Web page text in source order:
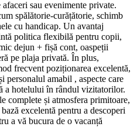
sau evenimente private.
spălătorie-curățătorie, schimb
cu handicap. Un avantaj
politica flexibilă pentru copii,
dejun + fișă cont, oaspeții
pe plaja privată. În plus,
frecvent poziționarea excelentă,
personalul amabil , aspecte care
a hotelului în rândul vizitatorilor.
complete și atmosfera primitoare,
excelentă pentru a descoperi
a vă bucura de o vacanță